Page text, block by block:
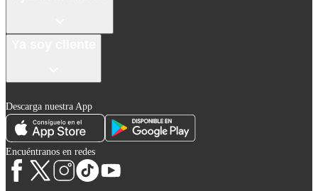
Descarga nuestra App
Encuéntranos en redes